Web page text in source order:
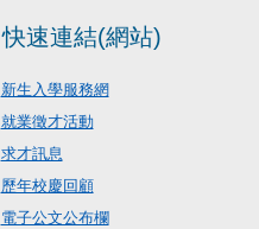
快速連結(網站)
新生入學服務網
就業徵才活動
求才訊息
歷年校慶回顧
電子公文公布欄